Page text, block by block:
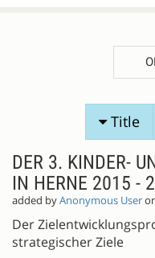
Title
DER 3. KINDER-
IN HERNE 2015 -
added byAnonymous User
Der
strategischer Ziele